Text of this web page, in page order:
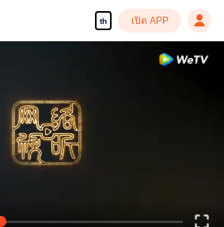
th เปิด APP